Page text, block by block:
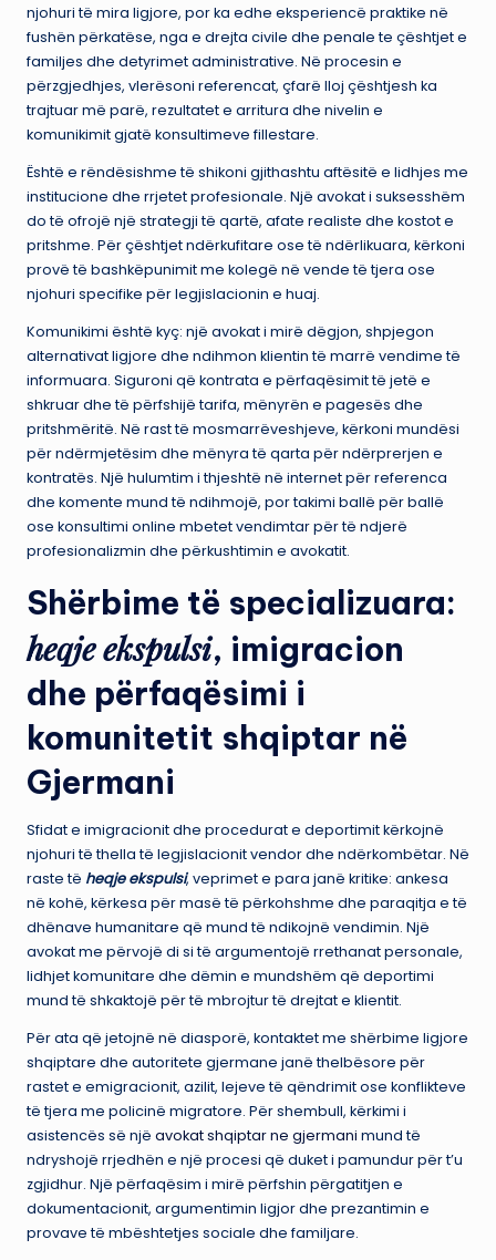
njohuri të mira ligjore, por ka edhe eksperiencë praktike në
fushën përkatëse, nga e drejta civile dhe penale te çështjet e
familjes dhe detyrimet administrative. Në procesin e
përzgjedhjes, vlerësoni referencat, çfarë lloj çështjesh ka
trajtuar më parë, rezultatet e arritura dhe nivelin e
komunikimit gjatë konsultimeve fillestare.
Është e rëndësishme të shikoni gjithashtu aftësitë e lidhjes me
institucione dhe rrjetet profesionale. Një avokat i suksesshëm
do të ofrojë një strategji të qartë, afate realiste dhe kostot e
pritshme. Për çështjet ndërkufitare ose të ndërlikuara, kërkoni
provë të bashkëpunimit me kolegë në vende të tjera ose
njohuri specifike për legjislacionin e huaj.
Komunikimi është kyç: një avokat i mirë dëgjon, shpjegon
alternativat ligjore dhe ndihmon klientin të marrë vendime të
informuara. Siguroni që kontrata e përfaqësimit të jetë e
shkruar dhe të përfshijë tarifa, mënyrën e pagesës dhe
pritshmëritë. Në rast të mosmarrëveshjeve, kërkoni mundësi
për ndërmjetësim dhe mënyra të qarta për ndërprerjen e
kontratës. Një hulumtim i thjeshtë në internet për referenca
dhe komente mund të ndihmojë, por takimi ballë për ballë
ose konsultimi online mbetet vendimtar për të ndjerë
profesionalizmin dhe përkushtimin e avokatit.
Shërbime të specializuara:
heqje ekspulsi, imigracion
dhe përfaqësimi i
komunitetit shqiptar në
Gjermani
Sfidat e imigracionit dhe procedurat e deportimit kërkojnë
njohuri të thella të legjislacionit vendor dhe ndërkombëtar. Në
raste të heqje ekspulsi, veprimet e para janë kritike: ankesa
në kohë, kërkesa për masë të përkohshme dhe paraqitja e të
dhënave humanitare që mund të ndikojnë vendimin. Një
avokat me përvojë di si të argumentojë rrethanat personale,
lidhjet komunitare dhe dëmin e mundshëm që deportimi
mund të shkaktojë për të mbrojtur të drejtat e klientit.
Për ata që jetojnë në diasporë, kontaktet me shërbime ligjore
shqiptare dhe autoritete gjermane janë thelbësore për
rastet e emigracionit, azilit, lejeve të qëndrimit ose konflikteve
të tjera me policinë migratore. Për shembull, kërkimi i
asistencës së një avokat shqiptar ne gjermani mund të
ndryshojë rrjedhën e një procesi që duket i pamundur për t’u
zgjidhur. Një përfaqësim i mirë përfshin përgatitjen e
dokumentacionit, argumentimin ligjor dhe prezantimin e
provave të mbështetjes sociale dhe familjare.